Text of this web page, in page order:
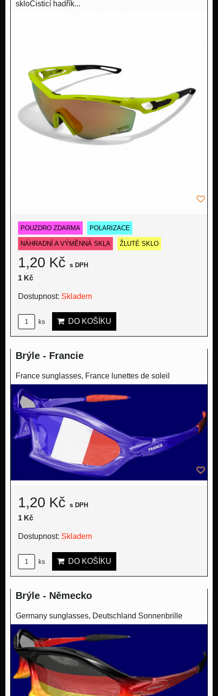
skloČisticí hadřík...
POUZDRO ZDARMA POLARIZACE
NÁHRADNÍ A VÝMĚNNÁ SKLA ŽLUTÉ SKLO
1,20 Kč s DPH
1 Kč
Dostupnost: Skladem
ks DO KOŠÍKU
Brýle - Francie
France sunglasses, France lunettes de soleil
1,20 Kč s DPH
1 Kč
Dostupnost: Skladem
ks DO KOŠÍKU
Brýle - Německo
Germany sunglasses, Deutschland Sonnenbrille